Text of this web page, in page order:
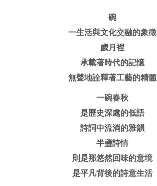
碗
一生活與文化交融的象徵
歲月裡
承載著時代的記憶
無聲地詮釋著工藝的精髓
一碗春秋
是歷史深處的低語
詩詞中流淌的雅韻
半盞詩情
則是那悠然回味的意境
是平凡背後的詩意生活